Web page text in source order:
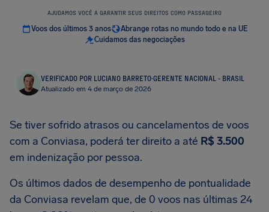
AJUDAMOS VOCÊ A GARANTIR SEUS DIREITOS COMO PASSAGEIRO
Voos dos últimos 3 anos
Abrange rotas no mundo todo e na UE
Cuidamos das negociações
VERIFICADO POR LUCIANO BARRETO·GERENTE NACIONAL - BRASIL
Atualizado em 4 de março de 2026
Se tiver sofrido atrasos ou cancelamentos de voos
com a Conviasa, poderá ter direito a até R$ 3.500
em indenização por pessoa.
Os últimos dados de desempenho de pontualidade
da Conviasa revelam que, de 0 voos nas últimas 24